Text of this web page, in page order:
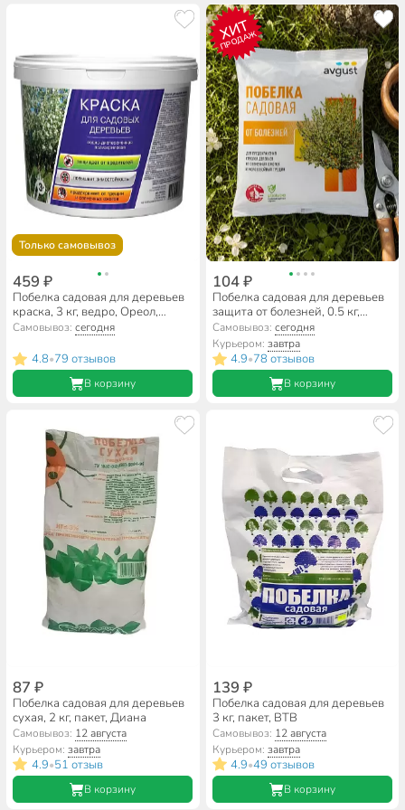
Только самовывоз
459 ₽
Побелка садовая для деревьев
краска, 3 кг, ведро, Ореол,
63180
Самовывоз:сегодня
4.8•79 отзывов
В корзину
ХИТ
ПРОДАЖ
104 ₽
Побелка садовая для деревьев
защита от болезней, 0.5 кг,
пакет, Avgust, A00019
Самовывоз: сегодня
Курьером: завтра
4.9•78 отзывов
В корзину
87 ₽
Побелка садовая для деревьев
сухая, 2 кг, пакет, Диана
Самовывоз: 12 августа
Курьером:завтра
4.9•51 отзыв
В корзину
139 ₽
Побелка садовая для деревьев
3 кг, пакет, ВТВ
Самовывоз: 12 августа
Курьером: завтра
4.9•49 отзывов
В корзину